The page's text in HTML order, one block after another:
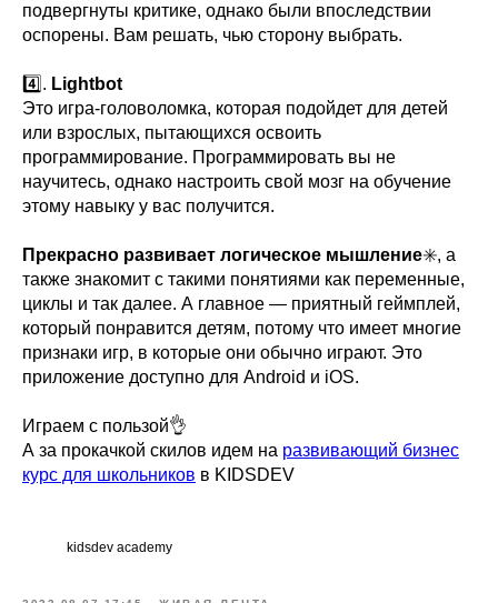
подвергнуты критике, однако были впоследствии
оспорены. Вам решать, чью сторону выбрать.
4️⃣. Lightbot
Это игра-головоломка, которая подойдет для детей
или взрослых, пытающихся освоить
программирование. Программировать вы не
научитесь, однако настроить свой мозг на обучение
этому навыку у вас получится.
Прекрасно развивает логическое мышление✳️, а
также знакомит с такими понятиями как переменные,
циклы и так далее. А главное — приятный геймплей,
который понравится детям, потому что имеет многие
признаки игр, в которые они обычно играют. Это
приложение доступно для Android и iOS.
Играем с пользой👌
А за прокачкой скилов идем на развивающий бизнес
курс для школьников в KIDSDEV
kidsdev academy